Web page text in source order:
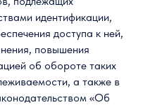
идентификации,
доступа к ней,
повышения
об обороте таких
а также в
«Об